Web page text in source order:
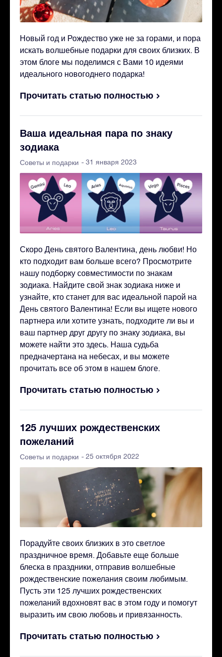
Новый год и Рождество уже не за горами, и пора
искать волшебные подарки для своих близких. В
этом блоге мы поделимся с Вами 10 идеями
идеального новогоднего подарка!
Прочитать статью полностью
Ваша идеальная пара по знаку
зодиака
Советы и подарки - 31 января 2023
Скоро День святого Валентина, день любви! Но
кто подходит вам больше всего? Просмотрите
нашу подборку совместимости по знакам
зодиака. Найдите свой знак зодиака ниже и
узнайте, кто станет для вас идеальной парой на
День святого Валентина! Если вы ищете нового
партнера или хотите узнать, подходите ли вы и
ваш партнер друг другу по знаку зодиака, вы
можете найти это здесь. Наша судьба
предначертана на небесах, и вы можете
прочитать все об этом в нашем блоге.
Прочитать статью полностью
125 лучших рождественских
пожеланий
Советы и подарки - 25 октября 2022
Порадуйте своих близких в это светлое
праздничное время. Добавьте еще больше
блеска в праздники, отправив волшебные
рождественские пожелания своим любимым.
Пусть эти 125 лучших рождественских
пожеланий вдохновят вас в этом году и помогут
выразить им свою любовь и привязанность.
Прочитать статью полностью